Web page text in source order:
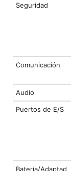
Seguridad
Comunicación
Audio
Puertos de E/S
Batería/Adaptad